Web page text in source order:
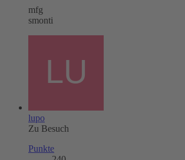
mfg
smonti
lupo
Zu Besuch
Punkte